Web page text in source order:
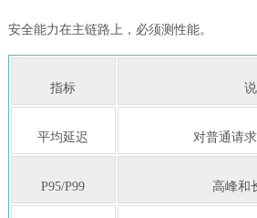
安全能力在主链路上，必须测性能。
指标
平均延迟 对普通请
P95/P99 高峰和